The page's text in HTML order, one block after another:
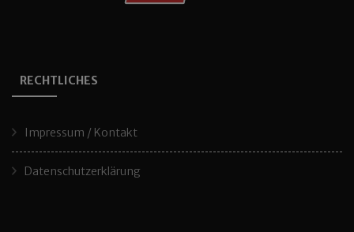
RECHTLICHES
Impressum / Kontakt
Datenschutzerklärung